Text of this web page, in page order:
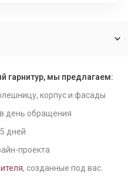
гарнитур, мы предлагаем:
корпус и фасады
день обращения
5 дней
проекта
, созданные под вас.